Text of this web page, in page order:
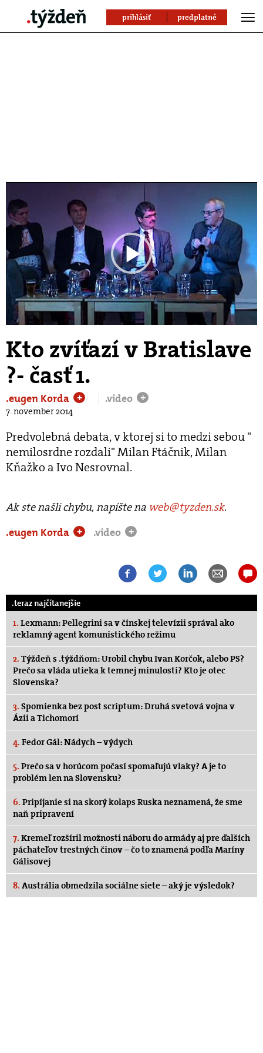
prihlásiť predplatné
Play
Video
Kto zvíťazí v Bratislave
?- časť 1.
.eugen Korda + .video +
7. november 2014
Predvolebná debata, v ktorej si to medzi sebou "
nemilosrdne rozdali" Milan Ftáčnik, Milan
Kňažko a Ivo Nesrovnal.
Ak ste našli chybu, napíšte na web@tyzden.sk.
.eugen Korda
+ .video +
.teraz najčítanejšie
1. Lexmann: Pellegrini sa v čínskej televízii správal ako
reklamný agent komunistického režimu
2. Týždeň s .týždňom: Urobil chybu Ivan Korčok, alebo PS?
Prečo sa vláda utieka k temnej minulosti? Kto je otec
Slovenska?
3. Spomienka bez post scriptum: Druhá svetová vojna v
Ázii a Tichomorí
4. Fedor Gál: Nádych – výdych
5. Prečo sa v horúcom počasí spomaľujú vlaky? A je to
problém len na Slovensku?
6. Pripíjanie si na skorý kolaps Ruska neznamená, že sme
naň pripravení
7. Kremeľ rozšíril možnosti náboru do armády aj pre ďalších
páchateľov trestných činov – čo to znamená podľa Maríny
Gálisovej
8. Austrália obmedzila sociálne siete – aký je výsledok?